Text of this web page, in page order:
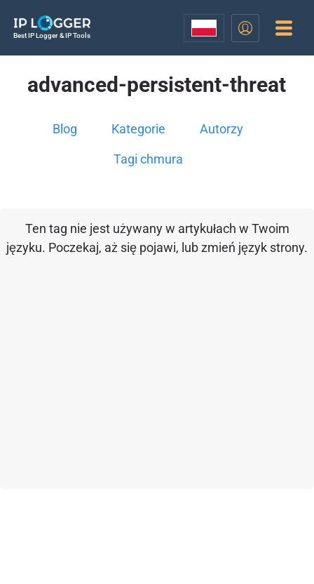
Best IP Logger & IP Tools
advanced-persistent-threat
Blog Kategorie Autorzy
Tagi chmura